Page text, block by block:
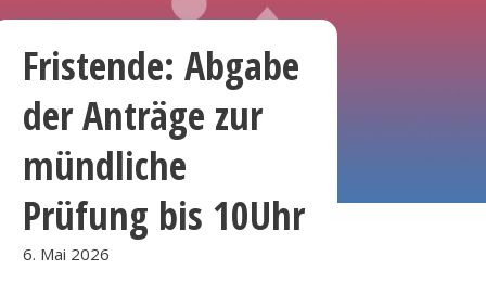
Fristende: Abgabe
der Anträge zur
mündliche
Prüfung bis 10Uhr
6. Mai 2026